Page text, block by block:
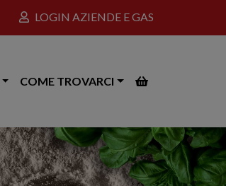
LOGIN AZIENDE E GAS
COME TROVARCI